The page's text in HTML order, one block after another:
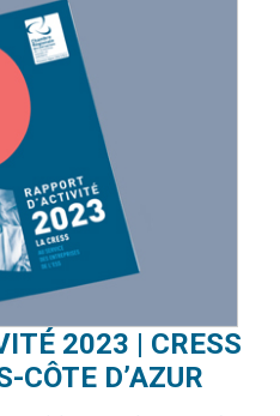
2023 | CRESS
CÔTE D’AZUR